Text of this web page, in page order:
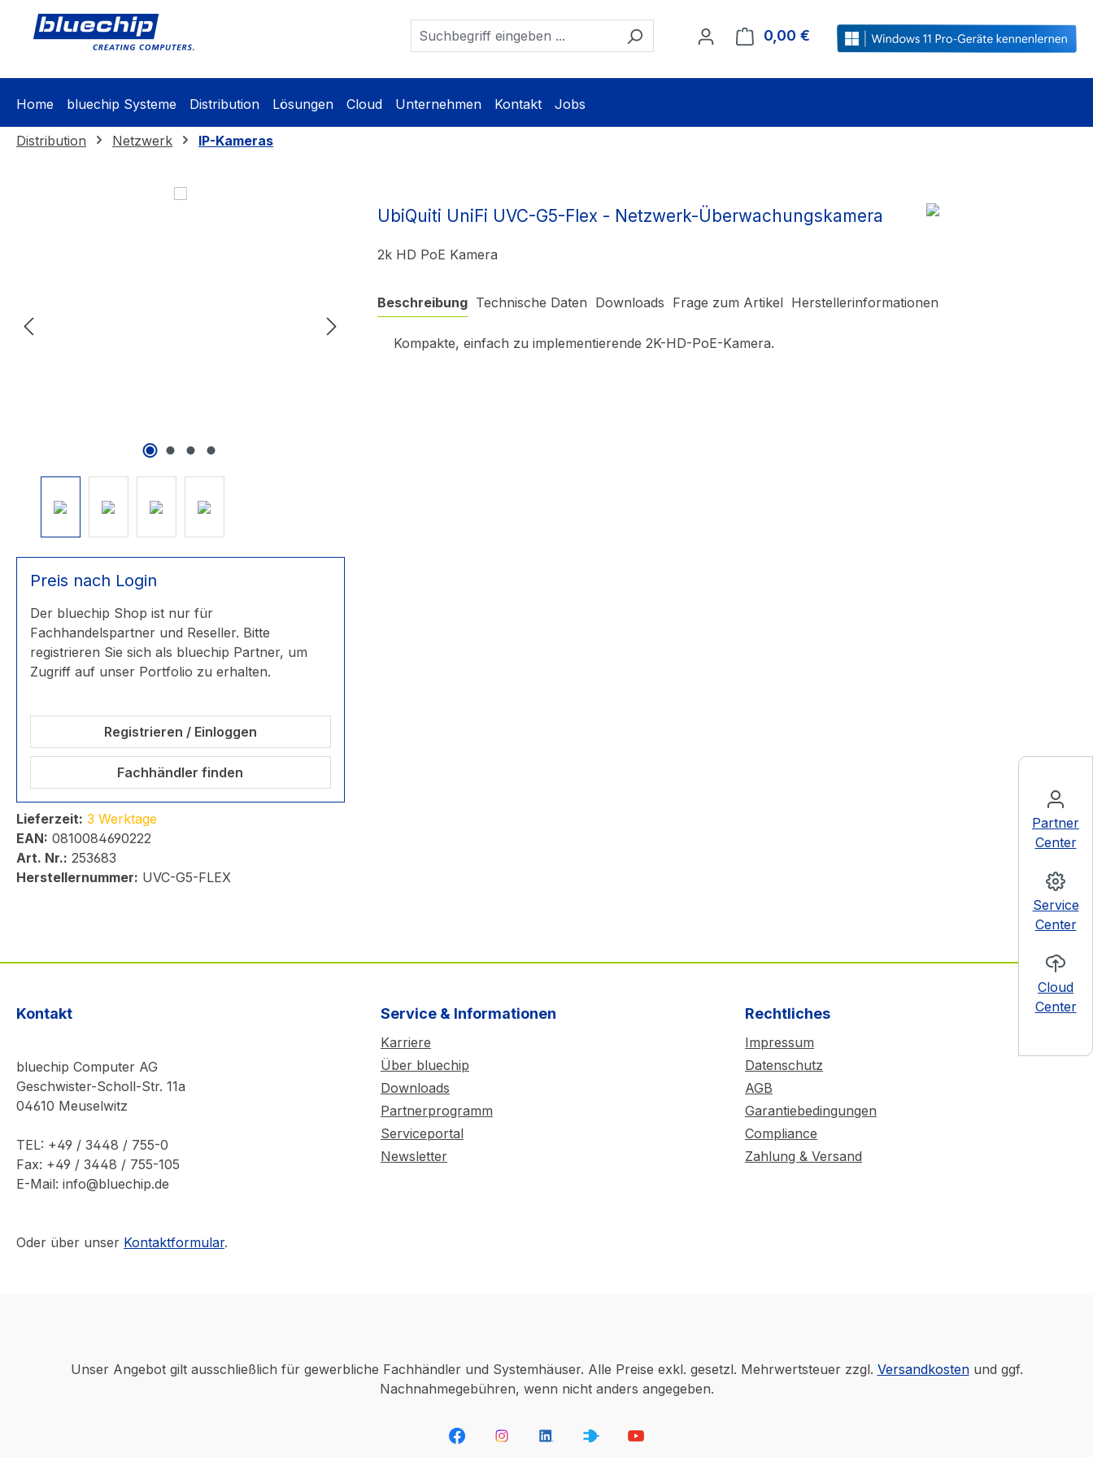
Zur Hauptnavigation springen
Partner
Center
Service
Center
Cloud
Center
0,00 € Warenkorb enthält 0 Positionen. Der
Home bluechip Systeme Distribution Lösungen Cloud Unternehmen Kontakt Jobs
Distribution Netzwerk IP-Kameras
Bildergalerie überspringen
Preis nach Login
Der bluechip Shop ist nur für
Fachhandelspartner und Reseller. Bitte
registrieren Sie sich als bluechip Partner, um
Zugriff auf unser Portfolio zu erhalten.
Registrieren / Einloggen
Fachhändler finden
Lieferzeit: 3 Werktage
EAN: 0810084690222
Art. Nr.: 253683
Herstellernummer: UVC-G5-FLEX
UbiQuiti UniFi UVC-G5-Flex - Netzwerk-Überwachungskamera
2k HD PoE Kamera
Beschreibung Technische Daten Downloads Frage zum Artikel Herstellerinformationen
Kompakte, einfach zu implementierende 2K-HD-PoE-Kamera.
Kontakt
bluechip Computer AG
Geschwister-Scholl-Str. 11a
04610 Meuselwitz
TEL: +49 / 3448 / 755-0
Fax: +49 / 3448 / 755-105
E-Mail: info@bluechip.de
Oder über unser Kontaktformular.
Service & Informationen
Karriere
Über bluechip
Downloads
Partnerprogramm
Serviceportal
Newsletter
Rechtliches
Impressum
Datenschutz
AGB
Garantiebedingungen
Compliance
Zahlung & Versand
Unser Angebot gilt ausschließlich für gewerbliche Fachhändler und Systemhäuser. Alle Preise exkl. gesetzl. Mehrwertsteuer zzgl. Versandkostenund ggf.
Nachnahmegebühren, wenn nicht anders angegeben.